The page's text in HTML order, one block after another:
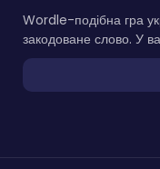
Wordle-подібна гра
закодоване слово. У